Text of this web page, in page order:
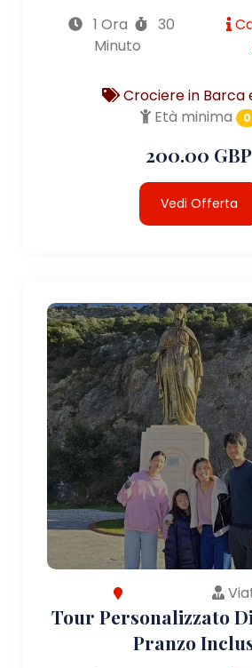
1 Ora
30
Minuto
Crociere in Barca
Età minima
0
200.00 GBP
Vedi Offerta
Tour Personalizzato
Pranzo